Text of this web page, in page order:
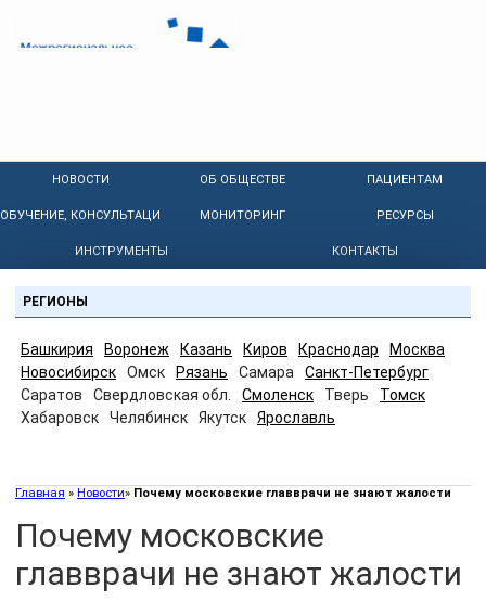
НОВОСТИ ОБ ОБЩЕСТВЕ ПАЦИЕНТАМ
ОБУЧЕНИЕ, КОНСУЛЬТАЦИИ МОНИТОРИНГ РЕСУРСЫ
ИНСТРУМЕНТЫ КОНТАКТЫ
РЕГИОНЫ
Башкирия Воронеж Казань Киров Краснодар
Москва
Новосибирск
Омск Рязань Самара
Санкт-Петербург
Саратов
Свердловская обл. Смоленск Тверь
Томск
Хабаровск
Челябинск Якутск Ярославль
Главная » Новости» Почему московские главврачи не знают жалости
Почему московские
главврачи не знают жалости